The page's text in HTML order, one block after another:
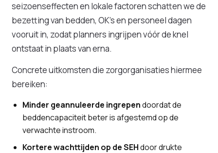
seizoenseffecten en lokale factoren schatten we de
bezetting van bedden, OK's en personeel dagen
vooruit in, zodat planners ingrijpen vóór de knel
ontstaat in plaats van erna.
Concrete uitkomsten die zorgorganisaties hiermee
bereiken:
Minder geannuleerde ingrependoordat de
beddencapaciteit beter is afgestemd op de
verwachte instroom.
Kortere wachttijden op de SEHdoor drukte